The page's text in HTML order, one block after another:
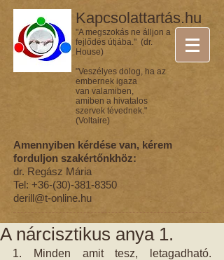
Kapcsolattartás.hu
"A megszokás ne álljon a
fejlődés útjába." (dr.
House)
"Veszélyes dolog, ha az
embernek igaza
van valamiben,
amiben a hivatalos
szervek tévednek."
(Voltaire)
Amennyiben kérdése van, kérem
forduljon szakértőnkhöz:
dr. Regász Mária
Tel: +36-(30)-381-8350
derill@t-online.hu
A nárcisztikus anya 1.
1. Minden amit tesz, letagadható.